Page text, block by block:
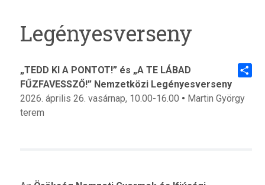
Legényesverseny
„TEDD KI A PONTOT!” és „A TE LÁBAD
FŰZFAVESSZŐ!” Nemzetközi Legényesverseny
2026. április 26. vasárnap, 10.00-16.00 • Martin György
terem